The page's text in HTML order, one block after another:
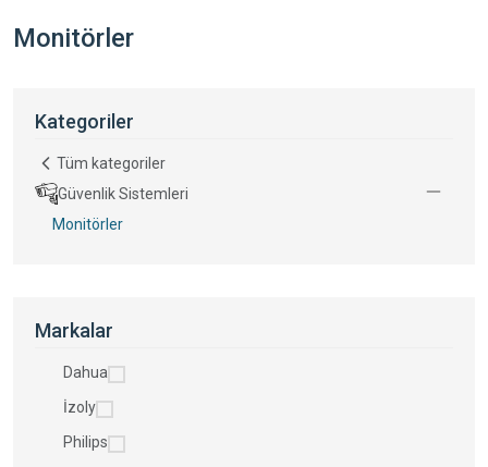
Monitörler
Kategoriler
Tüm kategoriler
Güvenlik Sistemleri
Monitörler
Markalar
Dahua
İzoly
Philips